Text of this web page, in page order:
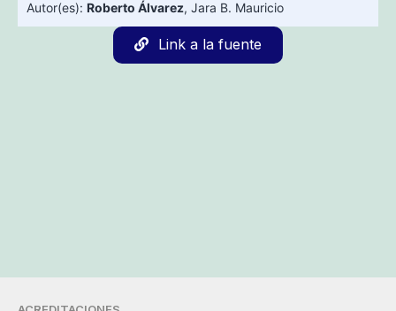
Autor(es): Roberto Álvarez, Jara B. Mauricio
Link a la fuente